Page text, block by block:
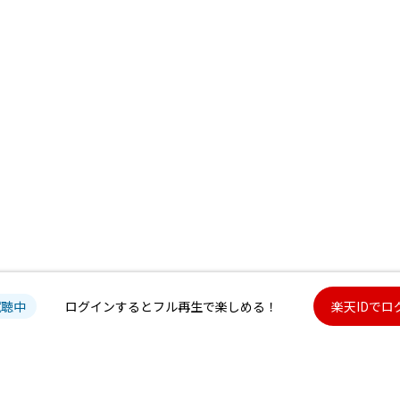
中 ログインするとフル再生で楽しめる！ 楽天IDでロ